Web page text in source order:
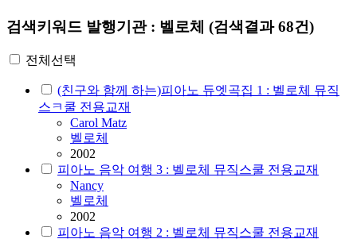
검색키워드 발행기관 : 벨로체 (검색결과 68건)
전체선택
(친구와 함께 하는)피아노 듀엣곡집 1 : 벨로체 뮤직
스ㅋ쿨 전용교재
Carol Matz
벨로체
2002
피아노 음악 여행 3 : 벨로체 뮤직스쿨 전용교재
Nancy
벨로체
2002
피아노 음악 여행 2 : 벨로체 뮤직스쿨 전용교재